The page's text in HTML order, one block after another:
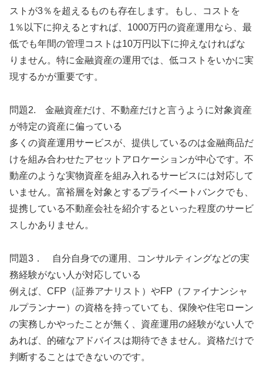
ストが3％を超えるものも存在します。もし、コストを
1％以下に抑えるとすれば、1000万円の資産運用なら、最
低でも年間の管理コストは10万円以下に抑えなければな
りません。特に金融資産の運用では、低コストをいかに実
現するかが重要です。
問題2. 金融資産だけ、不動産だけと言うように対象資産
が特定の資産に偏っている
多くの資産運用サービスが、提供しているのは金融商品だ
けを組み合わせたアセットアロケーションが中心です。不
動産のような実物資産を組み入れるサービスには対応して
いません。富裕層を対象とするプライベートバンクでも、
提携している不動産会社を紹介するといった程度のサービ
スしかありません。
問題3． 自分自身での運用、コンサルティングなどの実
務経験がない人が対応している
例えば、CFP（証券アナリスト）やFP（ファイナンシャ
ルプランナー）の資格を持っていても、保険や住宅ローン
の実務しかやったことが無く、資産運用の経験がない人で
あれば、的確なアドバイスは期待できません。資格だけで
判断することはできないのです。